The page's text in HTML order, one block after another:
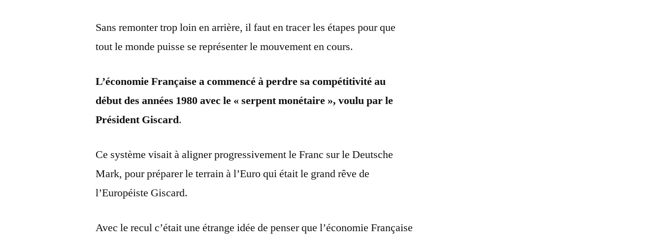
Sans remonter trop loin en arrière, il faut en tracer les étapes pour que
tout le monde puisse se représenter le mouvement en cours.
L’économie Française a commencé à perdre sa compétitivité au
début des années 1980 avec le « serpent monétaire », voulu par le
Président Giscard.
Ce système visait à aligner progressivement le Franc sur le Deutsche
Mark, pour préparer le terrain à l’Euro qui était le grand rêve de
l’Européiste Giscard.
Avec le recul c’était une étrange idée de penser que l’économie Française